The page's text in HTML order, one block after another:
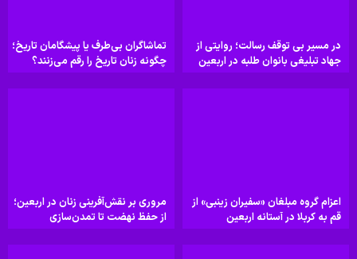
در مسیر بی توقف رسالت؛ روایتی از
جهاد تبلیغی بانوان طلبه در اربعین
تماشاگران بی‌طرف یا پیشگامان تاریخ؛
چگونه زنان تاریخ را رقم می‌زنند؟
اعزام گروه مبلغان «سفیران زینبی» از
قم به کربلا در آستانه اربعین
مروری بر نقش‌آفرینی زنان در اربعین؛
از حفظ نهضت تا تمدن‌سازی